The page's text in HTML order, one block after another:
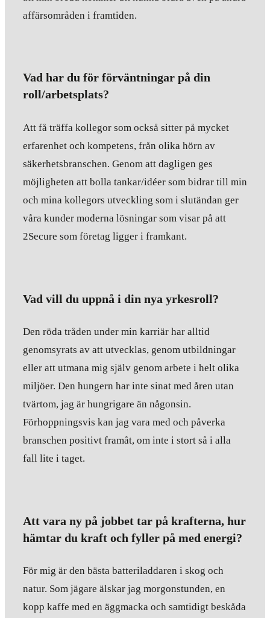
affärsområden i framtiden.
Vad har du för förväntningar på din
roll/arbetsplats?
Att få träffa kollegor som också sitter på mycket
erfarenhet och kompetens, från olika hörn av
säkerhetsbranschen. Genom att dagligen ges
möjligheten att bolla tankar/idéer som bidrar till min
och mina kollegors utveckling som i slutändan ger
våra kunder moderna lösningar som visar på att
2Secure som företag ligger i framkant.
Vad vill du uppnå i din nya yrkesroll?
Den röda tråden under min karriär har alltid
genomsyrats av att utvecklas, genom utbildningar
eller att utmana mig själv genom arbete i helt olika
miljöer. Den hungern har inte sinat med åren utan
tvärtom, jag är hungrigare än någonsin.
Förhoppningsvis kan jag vara med och påverka
branschen positivt framåt, om inte i stort så i alla
fall lite i taget.
Att vara ny på jobbet tar på krafterna, hur
hämtar du kraft och fyller på med energi?
För mig är den bästa batteriladdaren i skog och
natur. Som jägare älskar jag morgonstunden, en
kopp kaffe med en äggmacka och samtidigt beskåda